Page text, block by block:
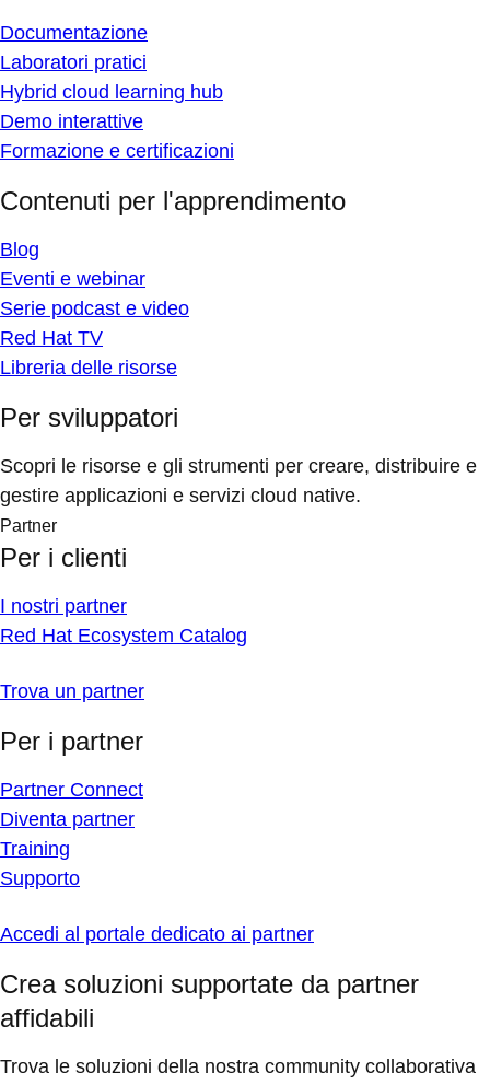
Documentazione
Laboratori pratici
Hybrid cloud learning hub
Demo interattive
Formazione e certificazioni
Contenuti per l'apprendimento
Blog
Eventi e webinar
Serie podcast e video
Red Hat TV
Libreria delle risorse
Per sviluppatori
Scopri le risorse e gli strumenti per creare, distribuire e
gestire applicazioni e servizi cloud native.
Partner
Per i clienti
I nostri partner
Red Hat Ecosystem Catalog
Trova un partner
Per i partner
Partner Connect
Diventa partner
Training
Supporto
Accedi al portale dedicato ai partner
Crea soluzioni supportate da partner
affidabili
Trova le soluzioni della nostra community collaborativa